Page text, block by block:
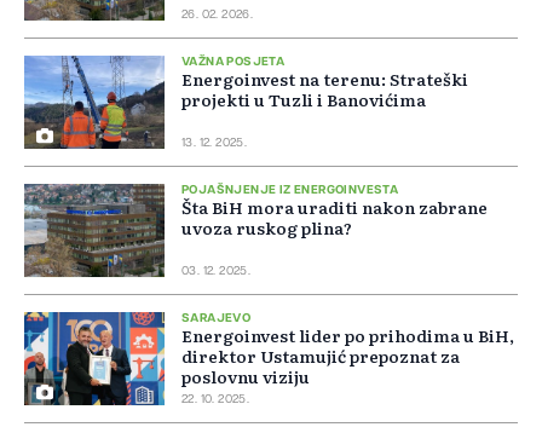
26. 02. 2026.
VAŽNA POSJETA
Energoinvest na terenu: Strateški
projekti u Tuzli i Banovićima
13. 12. 2025.
POJAŠNJENJE IZ ENERGOINVESTA
Šta BiH mora uraditi nakon zabrane
uvoza ruskog plina?
03. 12. 2025.
SARAJEVO
Energoinvest lider po prihodima u BiH,
direktor Ustamujić prepoznat za
poslovnu viziju
22. 10. 2025.